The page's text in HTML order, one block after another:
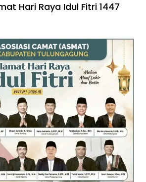
Hari Raya Idul Fitri 1447